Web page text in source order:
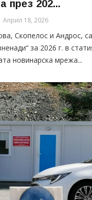
през 202...
Април 18, 2026
Скопелос и Андрос,
за 2026 г. в
новинарска мрежа...